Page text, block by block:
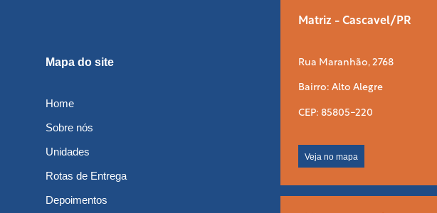
Mapa do site
Home
Sobre nós
Unidades
Rotas de Entrega
Depoimentos
Matriz - Cascavel/PR
Rua Maranhão, 2768
Bairro: Alto Alegre
CEP: 85805-220
Veja no mapa